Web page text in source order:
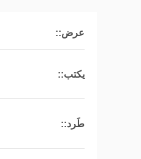
عرض::
يكتب::
طَرد::